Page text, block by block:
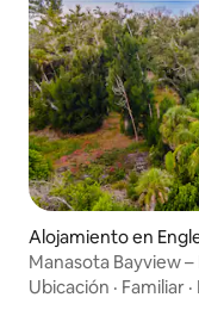
Alojamiento en
Manasota Bayview
10 personas
Ubicación · Familiar ·